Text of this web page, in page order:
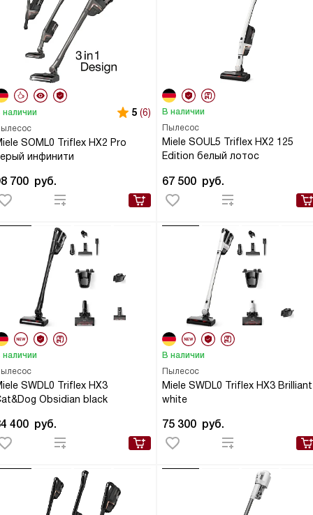
SOML0 Triflex HX2 Pro
инфинити
наличии 5 (6)
700 руб.
Пылесос
Miele SOUL5 Triflex HX2 125
Edition белый лотос
В наличии
67 500 руб.
SWDL0 Triflex HX3
Obsidian black
наличии
400 руб.
Пылесос
Miele SWDL0 Triflex HX3 Brilliant
white
В наличии
75 300 руб.